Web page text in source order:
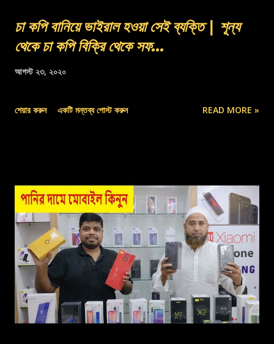
চা কপি বানিয়ে ভাইরাল হওয়া সেই ব্যক্তি | শূন্য
থেকে চা কপি বিক্রি থেকে সফ...
আগস্ট ২৩, ২০২০
শেয়ার করুন একটি মন্তব্য পোস্ট করুন READ MORE »